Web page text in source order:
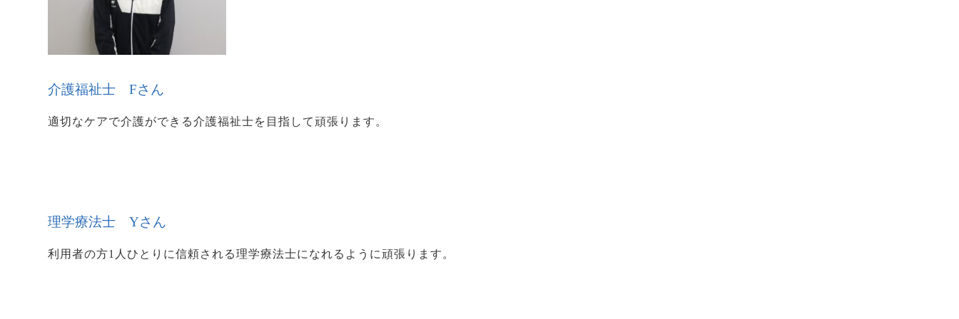
介護福祉士 Fさん
適切なケアで介護ができる介護福祉士を目指して頑張ります。
理学療法士 Yさん
利用者の方1人ひとりに信頼される理学療法士になれるように頑張ります。